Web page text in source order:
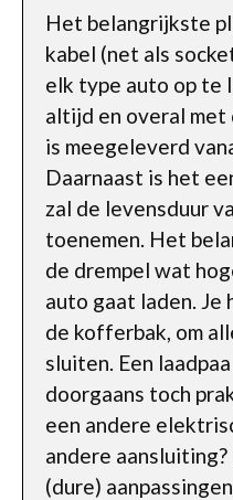
Het belangrijkste
kabel (net als
elk type auto op te
altijd en overal met
is meegeleverd
Daarnaast is het
zal de levensduur
toenemen. Het
de drempel wat
auto gaat laden.
de kofferbak, om
sluiten. Een
doorgaans toch
een andere
andere
(dure)